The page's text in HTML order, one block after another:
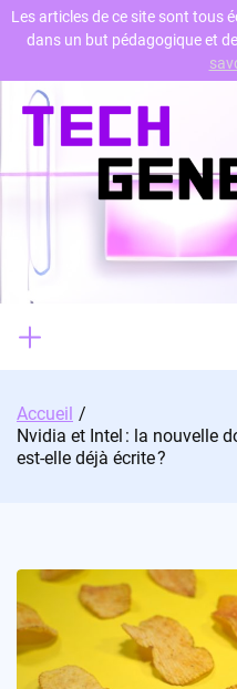
Skip
content
Accueil
Nvidia et Intel : la nouvelle
est-elle déjà écrite ?
Les articles de ce site sont tous
dans un but pédagogique et